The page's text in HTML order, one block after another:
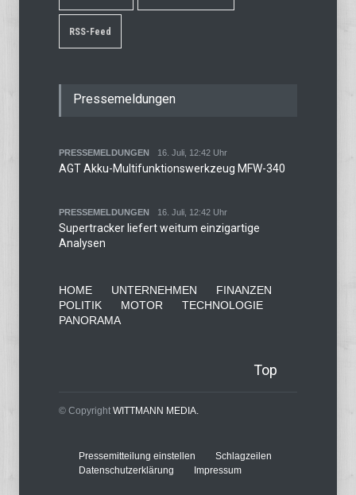
RSS-Feed
Pressemeldungen
PRESSEMELDUNGEN 16. Juli, 12:42 Uhr
AGT Akku-Multifunktionswerkzeug MFW-340
PRESSEMELDUNGEN 16. Juli, 12:42 Uhr
Supertracker liefert weitum einzigartige
Analysen
HOME UNTERNEHMEN
FINANZEN
POLITIK
MOTOR
TECHNOLOGIE
PANORAMA
Top
© Copyright WITTMANN MEDIA.
Pressemitteilung einstellen
Schlagzeilen
Datenschutzerklärung
Impressum